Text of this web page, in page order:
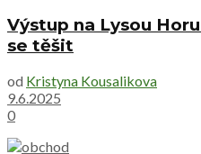
Výstup na Lysou
se těšit
od Kristyna Kousalikova
9.6.2025
0